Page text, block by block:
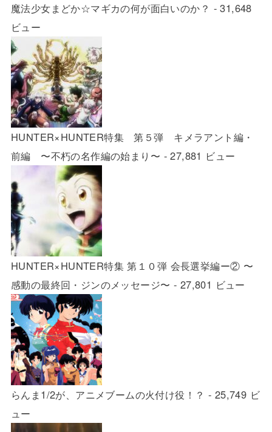
魔法少女まどか☆マギカの何が面白いのか？ - 31,648
ビュー
HUNTER×HUNTER特集 第５弾 キメラアント編・
前編 〜不朽の名作編の始まり〜 - 27,881 ビュー
HUNTER×HUNTER特集 第１０弾 会長選挙編ー② 〜
感動の最終回・ジンのメッセージ〜 - 27,801 ビュー
らんま1/2が、アニメブームの火付け役！？ - 25,749 ビ
ュー